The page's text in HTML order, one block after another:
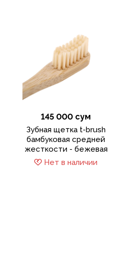
145 000 сум
Зубная щетка t-brush
бамбуковая средней
жесткости - бежевая
Нет в наличии